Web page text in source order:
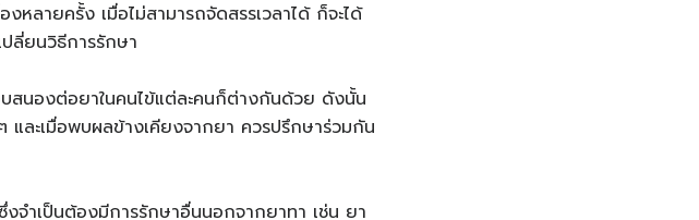
หลายครั้ง เมื่อไม่สามารถจัดสรรเวลาได้ ก็จะได้
ลี่ยนวิธีการรักษา
สนองต่อยาในคนไข้แต่ละคนก็ต่างกันด้วย ดังนั้น
ละเมื่อพบผลข้างเคียงจากยา ควรปรึกษาร่วมกัน
จำเป็นต้องมีการรักษาอื่นนอกจากยาทา เช่น ยา